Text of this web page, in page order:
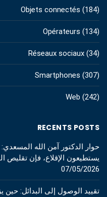
Objets connectés (184)
Opérateurs (134)
Réseaux sociaux (34)
Smartphones (307)
Web (242)
RECENTS POSTS
حوار الدكتور آمن الله المسعدي:
يستطيعون الإقلاع، فإن تقليص
07/05/2026
تقييد الوصول إلى البدائل: